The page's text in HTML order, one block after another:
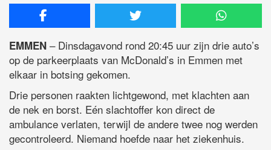
EMMEN – Dinsdagavond rond 20:45 uur zijn drie auto’s
op de parkeerplaats van McDonald’s in Emmen met
elkaar in botsing gekomen.
Drie personen raakten lichtgewond, met klachten aan
de nek en borst. Eén slachtoffer kon direct de
ambulance verlaten, terwijl de andere twee nog werden
gecontroleerd. Niemand hoefde naar het ziekenhuis.